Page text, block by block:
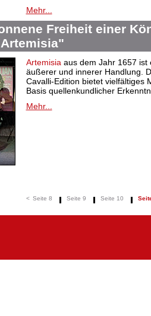
Mehr...
Freiheit einer
Artemisia aus dem Jahr 1657 ist
äußerer und innerer Handlung.
Cavalli-Edition bietet vielfältiges
Basis quellenkundlicher
Mehr...
< Seite 8 Seite 9 Seite 10